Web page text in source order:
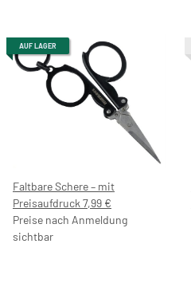
AUF LAGER
Faltbare Schere – mit
Preisaufdruck 7,99 €
Preise nach Anmeldung
sichtbar